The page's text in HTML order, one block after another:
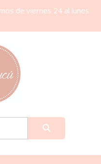
de viernes 24 al lunes